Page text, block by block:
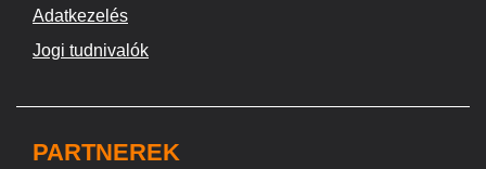
Adatkezelés
Jogi tudnivalók
PARTNEREK